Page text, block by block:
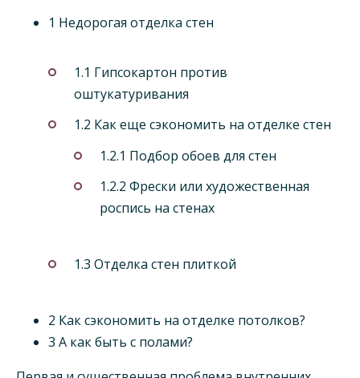
1 Недорогая отделка стен
1.1 Гипсокартон против
оштукатуривания
1.2 Как еще сэкономить на отделке стен
1.2.1 Подбор обоев для стен
1.2.2 Фрески или художественная
роспись на стенах
1.3 Отделка стен плиткой
2 Как сэкономить на отделке потолков?
3 А какбыть с полами?